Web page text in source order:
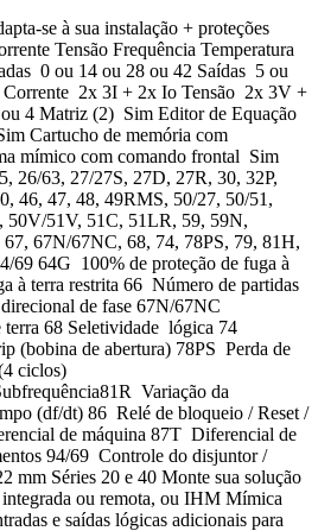
se à sua instalação + proteções
Tensão Frequência Temperatura
0 ou 14 ou 28 ou 42 Saídas 5 ou
2x 3I + 2x Io Tensão 2x 3V +
4 Matriz (2) Sim Editor de Equação
Cartucho de memória com
mímico com comando frontal Sim
26/63, 27/27S, 27D, 27R, 30, 32P,
46, 47, 48, 49RMS, 50/27, 50/51,
50V/51V, 51C, 51LR, 59, 59N,
67N/67NC, 68, 74, 78PS, 79, 81H,
69 64G 100% de proteção de fuga à
à terra restrita 66 Número de partidas
de fase 67N/67NC
terra 68 Seletividade lógica 74
(bobina de abertura) 78PS Perda de
ciclos)
Variação da
(df/dt) 86 Relé de bloqueio / Reset /
de máquina 87T Diferencial de
94/69 Controle do disjuntor /
mm Séries 20 e 40 Monte sua solução
ou remota, ou IHM Mímica
e saídas lógicas adicionais para